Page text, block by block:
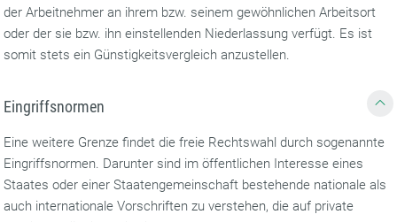
der Arbeitnehmer an ihrem bzw. seinem gewöhnlichen Arbeitsort
oder der sie bzw. ihn einstellenden Niederlassung verfügt. Es ist
somit stets ein Günstigkeitsvergleich anzustellen.
Eingriffsnormen
Eine weitere Grenze findet die freie Rechtswahl durch sogenannte
Eingriffsnormen. Darunter sind im öffentlichen Interesse eines
Staates oder einer Staatengemeinschaft bestehende nationale als
auch internationale Vorschriften zu verstehen, die auf private